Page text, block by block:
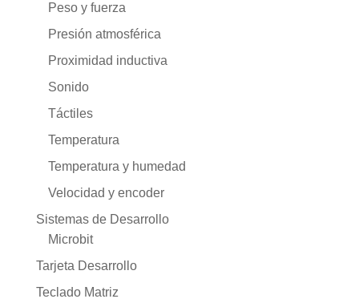
Peso y fuerza
Presión atmosférica
Proximidad inductiva
Sonido
Táctiles
Temperatura
Temperatura y humedad
Velocidad y encoder
Sistemas de Desarrollo
Microbit
Tarjeta Desarrollo
Teclado Matriz